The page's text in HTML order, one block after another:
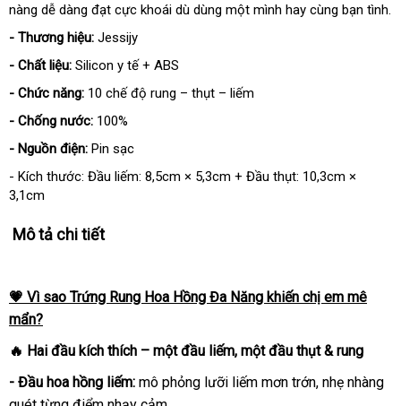
nàng dễ dàng đạt cực khoái dù dùng một mình hay cùng bạn tình.
- Thương hiệu: Jessijy
- Chất liệu: Silicon y tế + ABS
- Chức năng: 10 chế độ rung – thụt – liếm
- Chống nước: 100%
- Nguồn điện: Pin sạc
- Kích thước: Đầu liếm: 8,5cm × 5,3cm + Đầu thụt: 10,3cm ×
3,1cm
Mô tả chi tiết
💗 Vì sao Trứng Rung Hoa Hồng Đa Năng khiến chị em mê
mẩn?
🔥 Hai đầu kích thích – một đầu liếm, một đầu thụt & rung
- Đầu hoa hồng liếm: mô phỏng lưỡi liếm mơn trớn, nhẹ nhàng